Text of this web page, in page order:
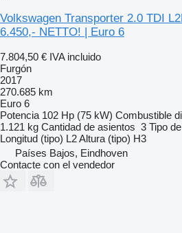
Volkswagen Transporter 2.0 TDI
6.450,- NETTO! | Euro 6
7.804,50 € IVA incluido
Furgón
2017
270.685 km
Euro 6
Potencia 102 Hp (75 kW) Combustible
1.121 kg Cantidad de asientos 3 Tipo
Longitud (tipo) L2Altura (tipo) H3
Países Bajos, Eindhoven
Contacte con el vendedor